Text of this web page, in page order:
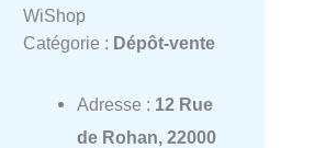
WiShop
Catégorie : Dépôt-vente
Adresse : 12 Rue
de Rohan, 22000